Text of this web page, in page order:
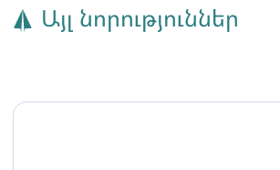
Այլ նորություններ